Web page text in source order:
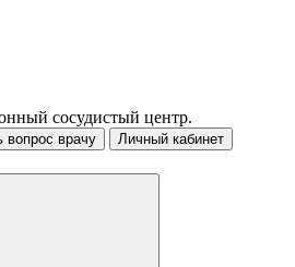
сосудистый центр.
вопрос врачу
Личный кабинет